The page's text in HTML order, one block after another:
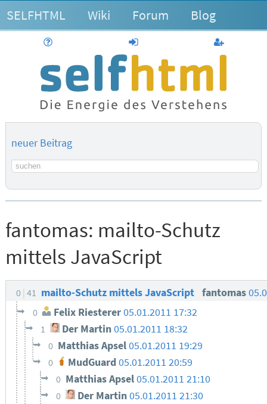
SELFHTML Wiki Forum Blog
anmelden
neuer Beitrag
Suchbegriff
fantomas: mailto-Schutz
mittels JavaScript
0 41 mailto-Schutz mittels JavaScript fantomas
0 Felix Riesterer05.01.2011 17:32
1 Der Martin 05.01.2011 18:32
0 Matthias Apsel05.01.2011 19:29
0 MudGuard 05.01.2011 20:59
0 Matthias Apsel05.01.2011 21:10
0 Der Martin05.01.2011 21:30